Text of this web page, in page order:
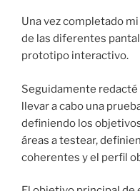
Una vez completado
de las diferentes
prototipo interactivo.
Seguidamente
llevar a cabo una
definiendo los
áreas a testear,
coherentes y el perfil